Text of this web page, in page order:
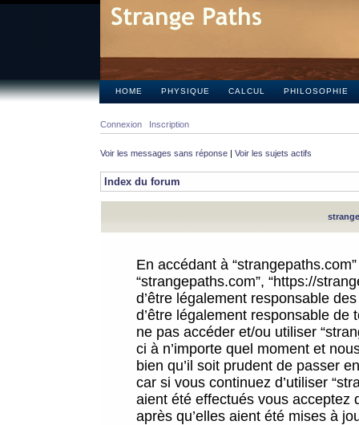
HOME PHYSIQUE CALCUL PHILOSOPHIE
Connexion Inscription
Voir les messages sans réponse | Voir les sujets actifs
Index du forum
En accédant à
“strangepaths.com”, “https://
d’être légalement responsable
d’être légalement responsable
ne pas accéder et/ou utiliser
ci à n’importe quel moment et
bien qu’il soit prudent de passer
car si vous continuez d’utiliser
aient été effectués vous acceptez
après qu’elles aient été mises à